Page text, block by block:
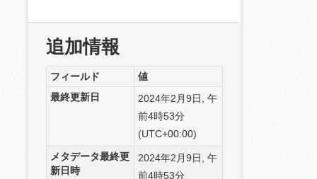
追加情報
フィールド
値
最終更新日
2024年2月9日, 午
前4時53分
(UTC+00:00)
メタデータ最終更
新日時
2024年2月9日, 午
前4時53分